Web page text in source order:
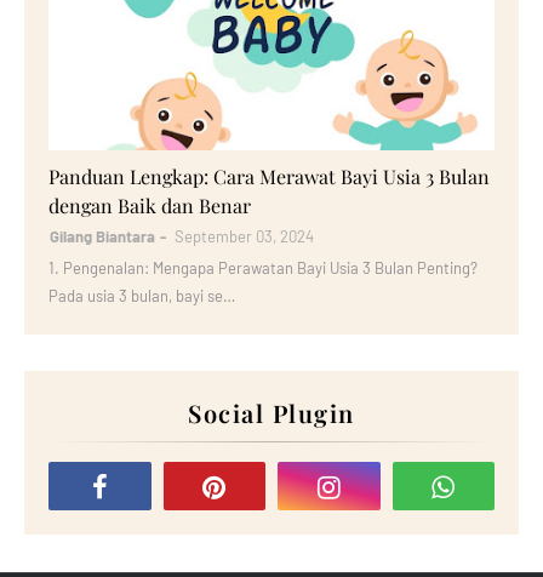
Panduan Lengkap: Cara Merawat Bayi Usia 3 Bulan
dengan Baik dan Benar
Gilang Biantara
September 03, 2024
1. Pengenalan: Mengapa Perawatan Bayi Usia 3 Bulan Penting?
Pada usia 3 bulan, bayi se…
Social Plugin